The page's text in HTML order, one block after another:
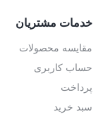
خدمات مشتریان
مقایسه محصولات
حساب کاربری
پرداخت
سبد خرید